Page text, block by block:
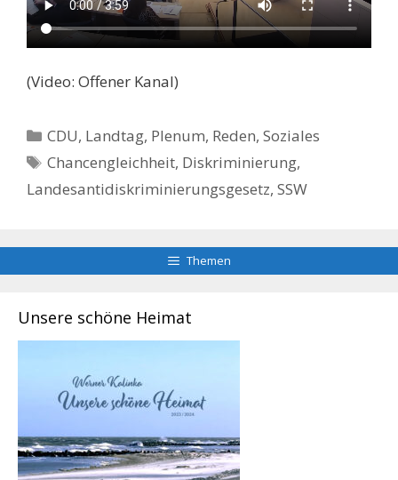
(Video: Offener Kanal)
Kategorien
CDU, Landtag, Plenum, Reden,Soziales
Schlagwörter
Chancengleichheit, Diskriminierung,
Landesantidiskriminierungsgesetz, SSW
Themen
Unsere schöne Heimat